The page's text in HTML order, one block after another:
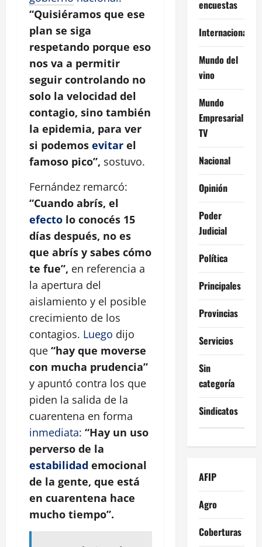
“Quisiéramos que ese
plan se siga
respetando porque eso
nos va a permitir
seguir controlando no
solo la velocidad del
contagio, sino también
la epidemia, para ver
si podemos evitar el
famoso pico”, sostuvo.
Fernández remarcó:
“Cuando abrís, el
efecto lo conocés 15
días después, no es
que abrís y sabes cómo
te fue”, en referencia a
la apertura del
aislamiento y el posible
crecimiento de los
contagios. Luego dijo
que “hay que moverse
con mucha prudencia”
y apuntó contra los que
piden la salida de la
cuarentena en forma
inmediata: “Hay un uso
perverso de la
estabilidad emocional
de la gente, que está
en cuarentena hace
mucho tiempo”.
encuestas
Internacional
Mundo del
vino
Mundo
Empresarial
TV
Nacional
Opinión
Poder
Judicial
Política
Principales
Provincias
Servicios
Sin
categoría
Sindicatos
AFIP
Agro
Coberturas